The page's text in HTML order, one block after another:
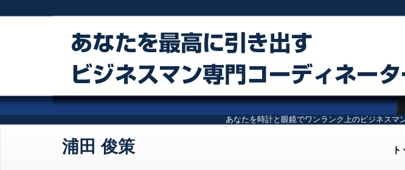
あなたを時計と眼鏡でワンランク上のビジネスマ
浦田 俊策